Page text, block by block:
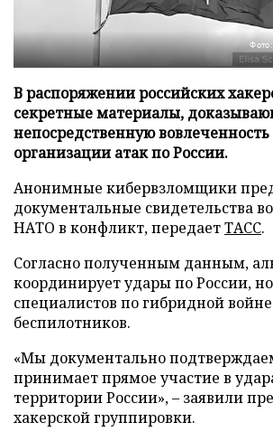
В распоряжении российских
секретные материалы,
непосредственную
организации атак по России.
Анонимные кибервзломщики
документальные свидетельства
НАТО в конфликт, передаетТАСС.
Согласно полученным данным,
координирует удары по России,
специалистов по гибридной
беспилотников.
«Мы документально
принимает прямое участие в
территории России», – заявили
хакерской группировки.